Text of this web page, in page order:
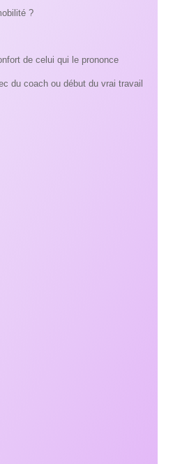
?
de celui qui le prononce
du coach ou début du vrai travail